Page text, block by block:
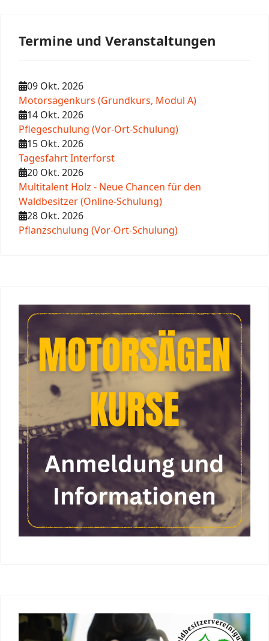
Termine und Veranstaltungen
09 Okt. 2026
Motorsägenkurs (Grundkurs, Modul A)
14 Okt. 2026
Pflegeschulung (Vor-Ort-Schulung)
15 Okt. 2026
Tagesfahrt Interforst
20 Okt. 2026
Multitalent Holz - Neue Chancen für den
Waldbesitzer (Online-Schulung)
28 Okt. 2026
Pflanzschulung (Vor-Ort-Schulung)